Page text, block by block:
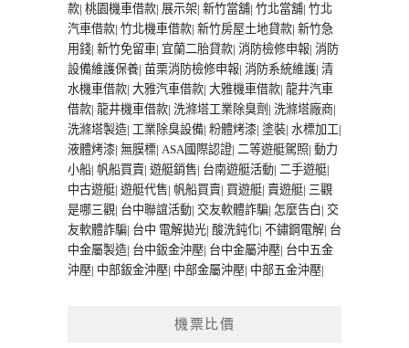
款| 桃園機車借款| 展示架| 新竹當舖| 竹北當舖| 竹北
汽車借款| 竹北機車借款| 新竹房屋土地貸款| 新竹急
用錢| 新竹免留車| 宜蘭二胎貸款| 消防檢修申報| 消防
設備維護保養| 苗栗消防檢修申報| 消防系統維護| 清
水機車借款| 大雅汽車借款| 大雅機車借款| 龍井汽車
借款| 龍井機車借款| 洗滌塔工業除臭劑 | 洗滌塔廠商|
洗滌塔製造| 工業除臭設備| 粉體烤漆| 塗裝| 水標加工|
液體烤漆| 無膜標| ASA國際認證| 二等遊艇駕照| 動力
小船| 帆船買賣| 遊艇銷售| 台南遊艇活動| 二手遊艇|
中古遊艇| 遊艇代售| 帆船買賣| 買遊艇| 賣遊艇| 三觀
是哪三觀| 台中聯誼活動| 交友軟體詐騙| 怎麼告白| 交
友軟體詐騙| 台中 電解拋光| 酸洗鈍化| 不鏽鋼電解| 台
中金屬製造| 台中鈑金沖壓| 台中金屬沖壓| 台中五金
沖壓| 中部鈑金沖壓| 中部金屬沖壓| 中部五金沖壓|
機票比價